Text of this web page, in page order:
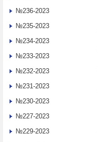
№236-2023
№235-2023
№234-2023
№233-2023
№232-2023
№231-2023
№230-2023
№227-2023
№229-2023